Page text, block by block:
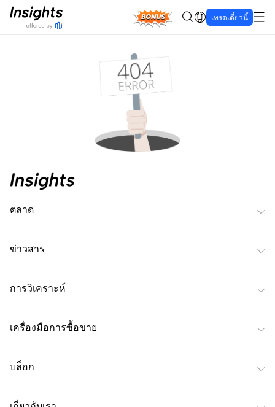
Bonus เทรดเดี๋ยวนี้
ตลาด
ข่าวสาร
การวิเคราะห์
เครื่องมือการซื้อขาย
บล็อก